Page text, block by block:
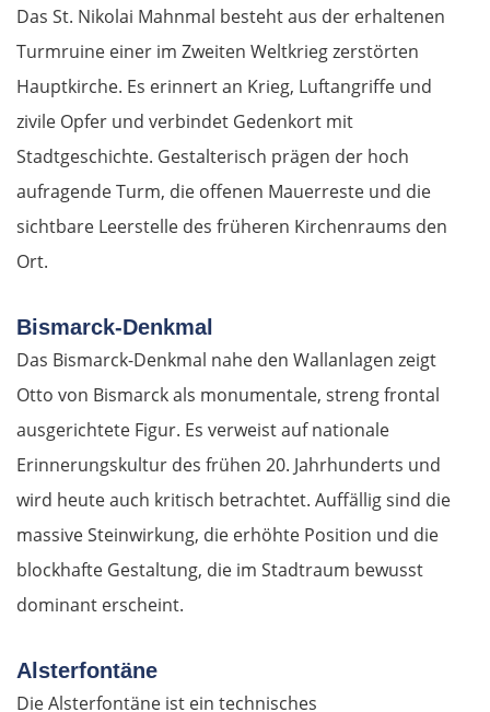
Das St. Nikolai Mahnmal besteht aus der erhaltenen
Turmruine einer im Zweiten Weltkrieg zerstörten
Hauptkirche. Es erinnert an Krieg, Luftangriffe und
zivile Opfer und verbindet Gedenkort mit
Stadtgeschichte. Gestalterisch prägen der hoch
aufragende Turm, die offenen Mauerreste und die
sichtbare Leerstelle des früheren Kirchenraums den
Ort.
Bismarck-Denkmal
Das Bismarck-Denkmal nahe den Wallanlagen zeigt
Otto von Bismarck als monumentale, streng frontal
ausgerichtete Figur. Es verweist auf nationale
Erinnerungskultur des frühen 20. Jahrhunderts und
wird heute auch kritisch betrachtet. Auffällig sind die
massive Steinwirkung, die erhöhte Position und die
blockhafte Gestaltung, die im Stadtraum bewusst
dominant erscheint.
Alsterfontäne
Die Alsterfontäne ist ein technisches